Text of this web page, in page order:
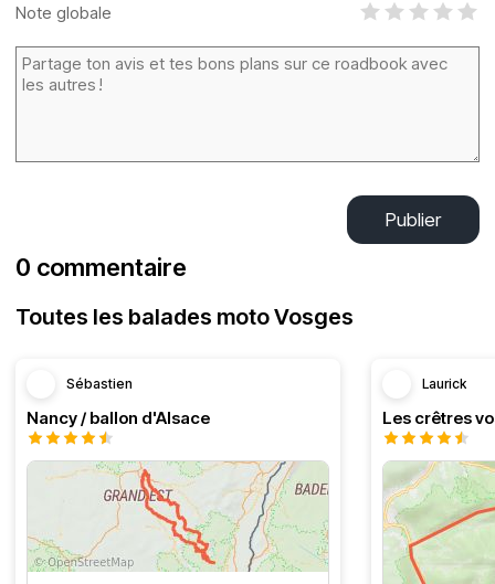
Note globale
Publier
0 commentaire
Toutes les balades moto Vosges
Sébastien
Nancy / ballon d'Alsace
Laurick